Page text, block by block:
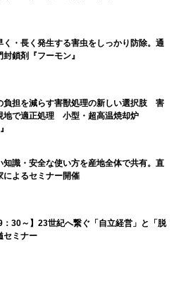
く・長く発生する害虫をしっかり防除。通
鎖剤『フーモン』
負担を減らす害獣処理の新しい選択肢 害
地で適正処理 小型・超高温焼却炉
知識・安全な使い方を産地全体で共有。直
によるセミナー開催
：30～】23世紀へ繋ぐ「自立経営」と「脱
セミナー